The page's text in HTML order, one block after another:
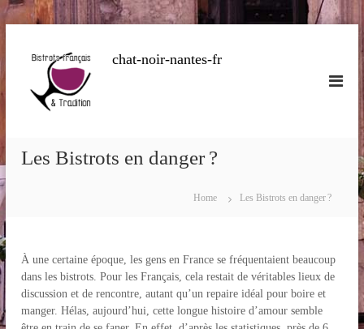
n
t
n
t
chat-noir-nantes-fr
Les Bistrots en danger ?
Home Les Bistrots en danger ?
À une certaine époque, les gens en France se fréquentaient beaucoup
dans les bistrots. Pour les Français, cela restait de véritables lieux de
discussion et de rencontre, autant qu’un repaire idéal pour boire et
manger. Hélas, aujourd’hui, cette longue histoire d’amour semble